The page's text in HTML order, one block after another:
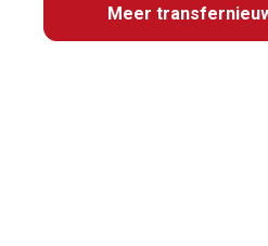
Meer